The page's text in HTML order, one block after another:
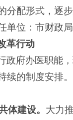
分配形式，逐
单位：市财政
革行动
政府办医职能
续的制度安排。
体建设。 大力